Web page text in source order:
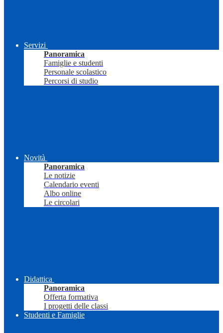
Servizi
Panoramica
Famiglie e studenti
Personale scolastico
Percorsi di studio
Novità
Panoramica
Le notizie
Calendario eventi
Albo online
Le circolari
Didattica
Panoramica
Offerta formativa
I progetti delle classi
Studenti e Famiglie